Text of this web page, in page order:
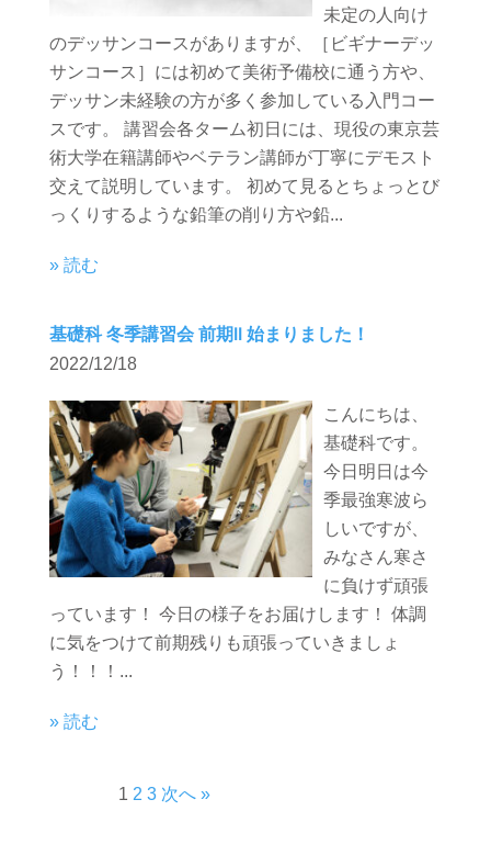
未定の人向け
のデッサンコースがありますが、［ビギナーデッ
サンコース］には初めて美術予備校に通う方や、
デッサン未経験の方が多く参加している入門コー
スです。 講習会各ターム初日には、現役の東京芸
術大学在籍講師やベテラン講師が丁寧にデモスト
交えて説明しています。 初めて見るとちょっとび
っくりするような鉛筆の削り方や鉛...
» 読む
基礎科 冬季講習会 前期II 始まりました！
2022/12/18
こんにちは、
基礎科です。
今日明日は今
季最強寒波ら
しいですが、
みなさん寒さ
に負けず頑張
っています！ 今日の様子をお届けします！ 体調
に気をつけて前期残りも頑張っていきましょ
う！！！...
» 読む
1 2 3 次へ »